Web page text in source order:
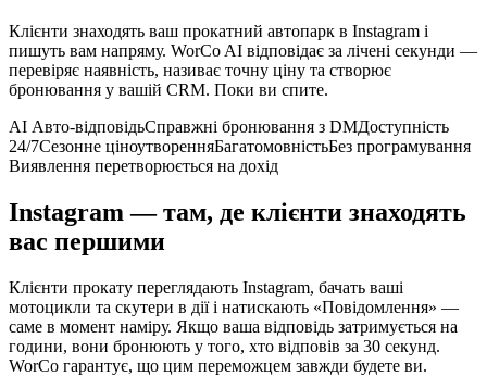
Клієнти знаходять ваш прокатний автопарк в Instagram і
пишуть вам напряму. WorCo AI відповідає за лічені секунди —
перевіряє наявність, називає точну ціну та створює
бронювання у вашій CRM. Поки ви спите.
AI Авто-відповідьСправжні бронювання з DMДоступність
24/7Сезонне ціноутворенняБагатомовністьБез програмування
Виявлення перетворюється на дохід
Instagram — там, де клієнти знаходять
вас першими
Клієнти прокату переглядають Instagram, бачать ваші
мотоцикли та скутери в дії і натискають «Повідомлення» —
саме в момент наміру. Якщо ваша відповідь затримується на
години, вони бронюють у того, хто відповів за 30 секунд.
WorCo гарантує, що цим переможцем завжди будете ви.